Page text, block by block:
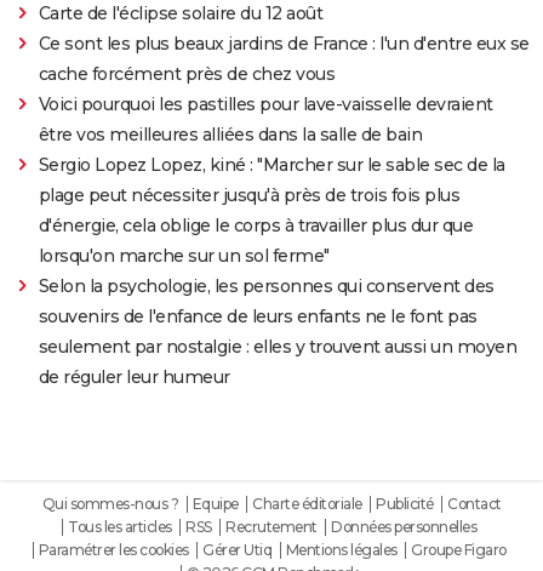
Carte de l'éclipse solaire du 12 août
Ce sont les plus beaux jardins de France : l'un d'entre eux se
cache forcément près de chez vous
Voici pourquoi les pastilles pour lave-vaisselle devraient
être vos meilleures alliées dans la salle de bain
Sergio Lopez Lopez, kiné : "Marcher sur le sable sec de la
plage peut nécessiter jusqu'à près de trois fois plus
d'énergie, cela oblige le corps à travailler plus dur que
lorsqu'on marche sur un sol ferme"
Selon la psychologie, les personnes qui conservent des
souvenirs de l'enfance de leurs enfants ne le font pas
seulement par nostalgie : elles y trouvent aussi un moyen
de réguler leur humeur
Qui sommes-nous ? Equipe Charte éditoriale Publicité
Contact
Tous les articles
RSS Recrutement
Données personnelles
Paramétrer les cookies
Gérer Utiq Mentions légales
Groupe Figaro